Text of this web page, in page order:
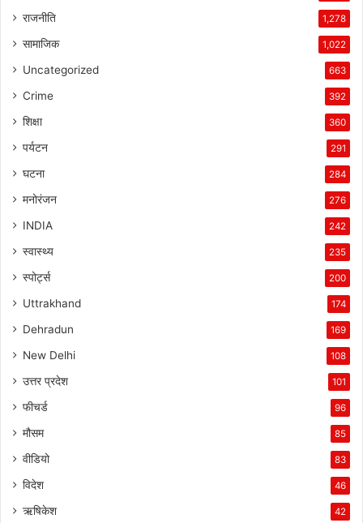
राजनीति 1,278
सामाजिक 1,022
Uncategorized 663
Crime 392
शिक्षा 360
पर्यटन 291
घटना 284
मनोरंजन 276
INDIA 242
स्वास्थ्य 235
स्पोर्ट्स 200
Uttrakhand 174
Dehradun 169
New Delhi 108
उत्तर प्रदेश 101
फीचर्ड 96
मौसम 85
वीडियो 83
विदेश 46
ऋषिकेश 42